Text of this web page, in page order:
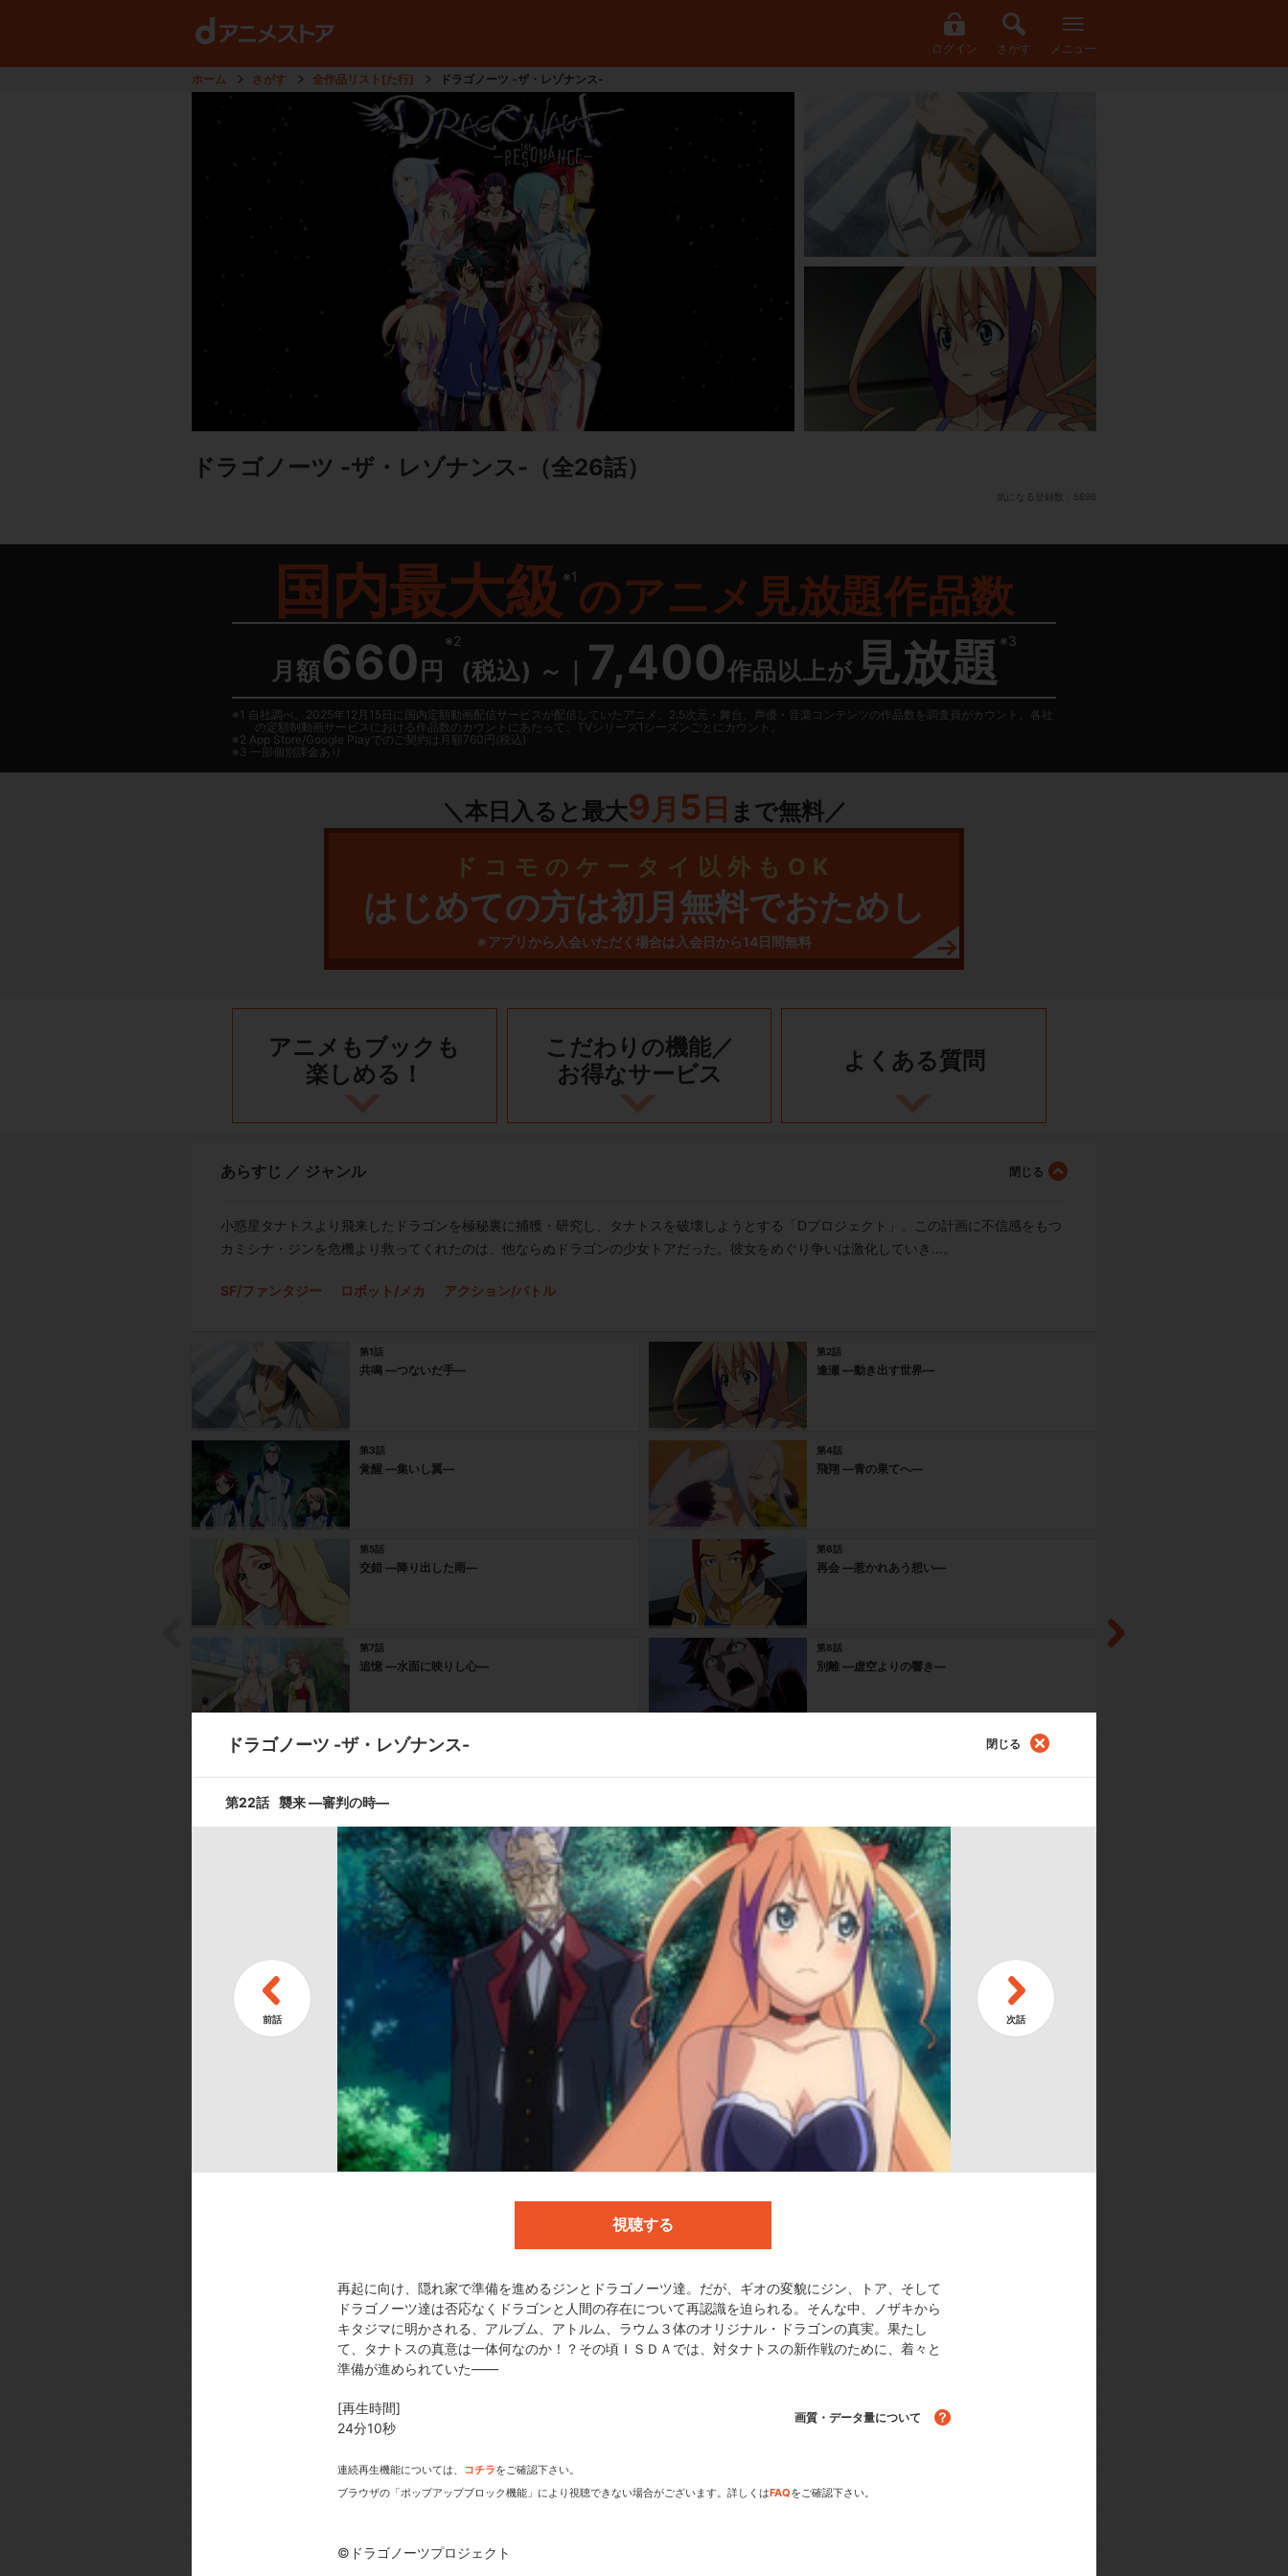
ログイン さがす メニュー
ホーム さがす 全作品リスト[た行] ドラゴノーツ -ザ・レゾナンス-
ドラゴノーツ -ザ・レゾナンス- （全26話）
気になる登録数： 5896
国内最大級 ※1 のアニメ見放題作品数
月額660 円
※2
(税込) ～ 7,400作品以上が 見放題 ※3
1 自社調べ。2025年12月15日に国内定額動画配信サービスが配信していたアニメ、2.5次元・舞台、声優・音楽コンテンツの作品数を調査員がカウント。各社
の定額制動画サービスにおける作品数のカウントにあたって、TVシリーズ1シーズンごとにカウント。
2 App Store/Google Playでのご契約は月額760円(税込)
3 一部個別課金あり
＼本日入ると最大9月 5 日 まで無料／
ドコモのケータイ以外もOK
はじめての方は初月無料でおためし
※アプリから入会いただく場合は入会日から14日間無料
アニメもブックも
楽しめる！
こだわりの機能／
お得なサービス
よくある質問
あらすじ ／ ジャンル
小惑星タナトスより飛来したドラゴンを極秘裏に捕獲・研究し、タナトスを破壊しようとする「Dプロジェクト」。この計画に不信感をもつ
カミシナ・ジンを危機より救ってくれたのは、他ならぬドラゴンの少女トアだった。彼女をめぐり争いは激化していき…。
SF/ファンタジー ロボット/メカ アクション/バトル
第1話
共鳴 ―つないだ手―
第2話
逢瀬 ―動き出す世界―
第3話
覚醒 ―集いし翼―
第4話
飛翔 ―青の果てへ―
第5話
交錯 ―降り出した雨―
第6話
再会 ―惹かれあう想い―
第7話
追憶 ―水面に映りし心―
第8話
別離 ―虚空よりの響き―
第9話
第11話
鳴動 ―真実を求めて― 強襲 ―灼熱の使者―
キャスト ／ スタッフ
[キャスト]
カミシナ・ジン:小野大輔／トア:茅原実里／ギオ:諏訪部順一／ソウヤ・アキラ:沢城みゆき／マキナ:後藤邑子／ジークリンデ・パウムガルド:
監督:小野 学／ストーリーコンセプト:森田 繁／キャラクターデザイン:うのまこと／総作画監督:坂﨑 忠／ドラゴン＆メカデザイン:石垣純哉
／メカ・プロップデザイン:大河広行／音響監督:鶴岡陽太／音楽:山下康介／アニメーション制作:ＧＯＮＺＯ／制作:ＮＡＳ／製作:ＮＡＳ・Ｇ
ＤＨ・コナミデジタルエンタテインメント
今期アニメがいち早く見られる！
ドラゴノーツ -ザ・レゾナンス- 閉じる
第22話 襲来 ―審判の時―
視聴する
再起に向け、隠れ家で準備を進めるジンとドラゴノーツ達。だが、ギオの変貌にジン、トア、そして
ドラゴノーツ達は否応なくドラゴンと人間の存在について再認識を迫られる。そんな中、ノザキから
キタジマに明かされる、アルブム、アトルム、ラウム３体のオリジナル・ドラゴンの真実。果たし
て、タナトスの真意は一体何なのか！？その頃ＩＳＤＡでは、対タナトスの新作戦のために、着々と
準備が進められていた――
[再生時間]
24分10秒
画質・データ量について
連続再生機能については、 コチラをご確認下さい。
ブラウザの「ポップアップブロック機能」により視聴できない場合がございます。詳しくはFAQをご確認下さい。
©ドラゴノーツプロジェクト